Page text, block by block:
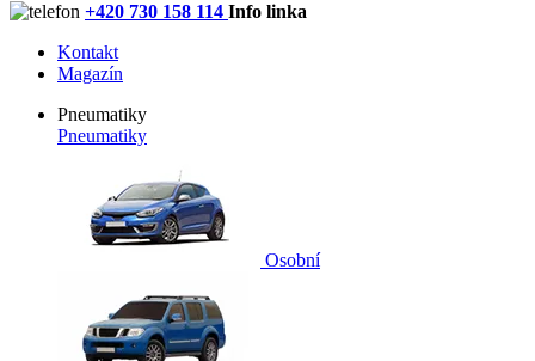
+420 730 158 114 Info linka
Kontakt
Magazín
Pneumatiky
Pneumatiky
Osobní